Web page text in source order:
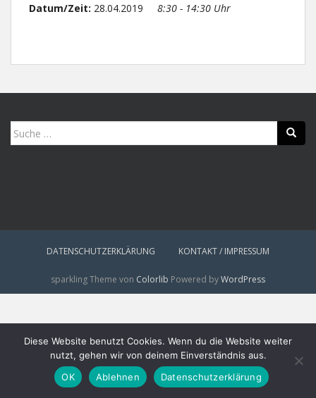
Datum/Zeit: 28.04.2019 8:30 - 14:30 Uhr
Suche
nach:
DATENSCHUTZERKLÄRUNG KONTAKT / IMPRESSUM
sparkling Theme von Colorlib Powered byWordPress
Diese Website benutzt Cookies. Wenn du die Website weiter
nutzt, gehen wir von deinem Einverständnis aus.
OK
Ablehnen Datenschutzerklärung